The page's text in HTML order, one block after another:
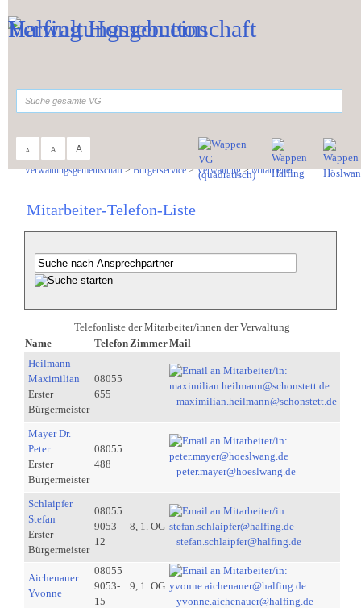
A A A
Verwaltungsgemeinschaft>Bürgerservice>Verwaltung>Mitarbeiter
Mitarbeiter-Telefon-Liste
Telefonliste der Mitarbeiter/innen der Verwaltung
Name
Telefon ZimmerMail
Heilmann
Maximilian
Erster
Bürgermeister
08055
655
maximilian.heilmann@schonstett.de
Mayer Dr.
Peter
Erster
Bürgermeister
08055
488
peter.mayer@hoeslwang.de
Schlaipfer
Stefan
Erster
Bürgermeister
08055
9053-
12
8, 1. OG
stefan.schlaipfer@halfing.de
Aichenauer
Yvonne
08055
9053-
15
9, 1. OG
yvonne.aichenauer@halfing.de